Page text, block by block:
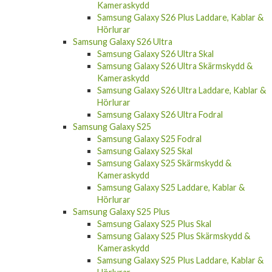
Kameraskydd
Samsung Galaxy S26 Plus Laddare, Kablar &
Hörlurar
Samsung Galaxy S26 Ultra
Samsung Galaxy S26 Ultra Skal
Samsung Galaxy S26 Ultra Skärmskydd &
Kameraskydd
Samsung Galaxy S26 Ultra Laddare, Kablar &
Hörlurar
Samsung Galaxy S26 Ultra Fodral
Samsung Galaxy S25
Samsung Galaxy S25 Fodral
Samsung Galaxy S25 Skal
Samsung Galaxy S25 Skärmskydd &
Kameraskydd
Samsung Galaxy S25 Laddare, Kablar &
Hörlurar
Samsung Galaxy S25 Plus
Samsung Galaxy S25 Plus Skal
Samsung Galaxy S25 Plus Skärmskydd &
Kameraskydd
Samsung Galaxy S25 Plus Laddare, Kablar &